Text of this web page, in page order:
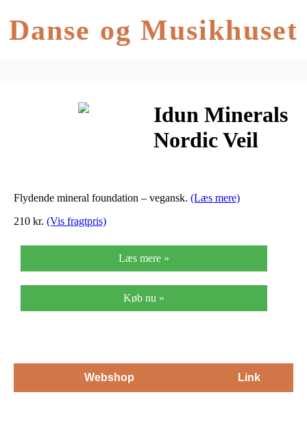
Danse og Musikhuset
Idun Minerals
Nordic Veil
Saga – 26 ml
Flydende mineral foundation – vegansk. (Læs mere)
210 kr. (Vis fragtpris)
Læs mere »
Køb nu »
Webshop Link